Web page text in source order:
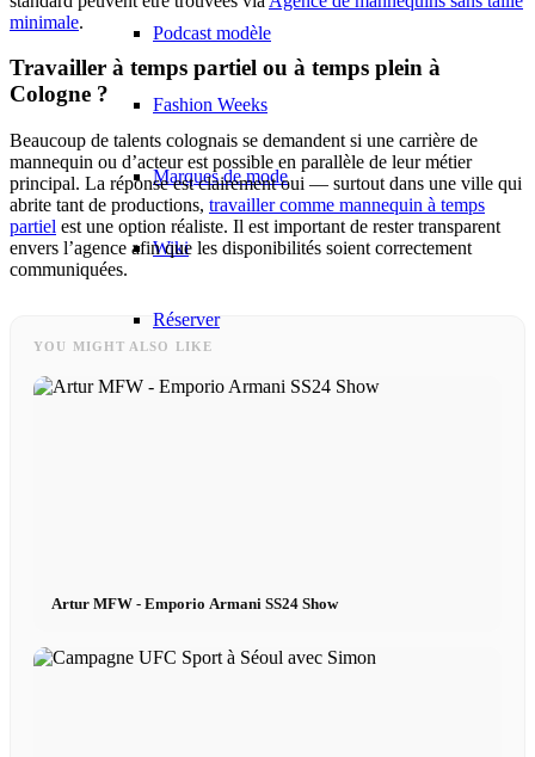
Podcast modèle
Fashion Weeks
Marques de mode
Wiki
Réserver
Peppa Of The Day
x TikTok
minimale.
Travailler à temps partiel ou à temps plein à
Cologne ?
Beaucoup de talents colognais se demandent si une carrière de
mannequin ou d’acteur est possible en parallèle de leur métier
principal. La réponse est clairement oui — surtout dans une ville qui
abrite tant de productions, travailler comme mannequin à temps
partiel est une option réaliste. Il est important de rester transparent
envers l’agence afin que les disponibilités soient correctement
communiquées.
YOU MIGHT ALSO LIKE
Artur MFW - Emporio Armani SS24 Show